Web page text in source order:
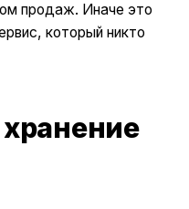
продаж. Иначе это
который никто